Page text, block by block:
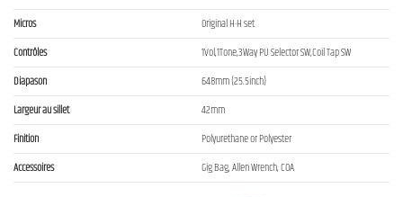
Micros
Original H-H set
Contrôles
1Vol,1Tone,3Way PU Selector SW,Coil Tap SW
Diapason
648mm (25.5inch)
Largeur au sillet
42mm
Finition
Polyurethane or Polyester
Accessoires
Gig Bag, Allen Wrench, COA